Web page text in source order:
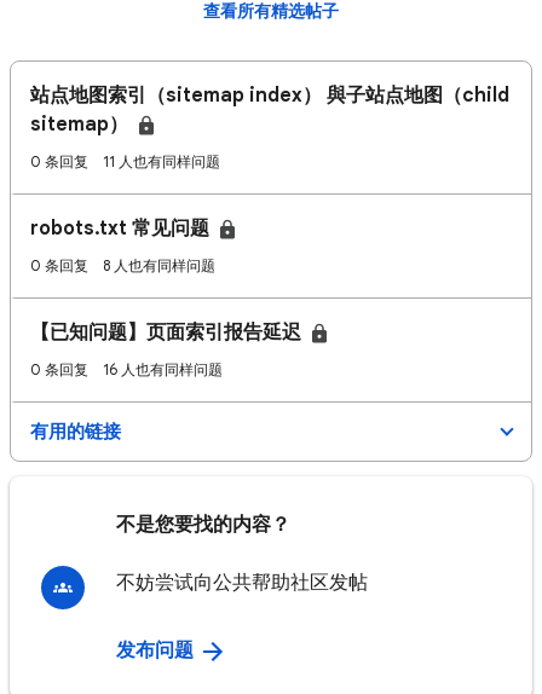
查看所有精选帖子
站点地图索引（sitemap index） 與子站点地图（child
sitemap）
0 条回复 11 人也有同样问题
robots.txt 常见问题
0 条回复 8 人也有同样问题
【已知问题】页面索引报告延迟
0 条回复 16 人也有同样问题
有用的链接
不是您要找的内容？
不妨尝试向公共帮助社区发帖
发布问题